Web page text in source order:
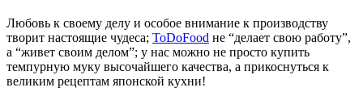
Любовь к своему делу и особое внимание к производству
творит настоящие чудеса; ToDoFood не “делает свою работу”,
а “живет своим делом”; у нас можно не просто купить
темпурную муку высочайшего качества, а прикоснуться к
великим рецептам японской кухни!